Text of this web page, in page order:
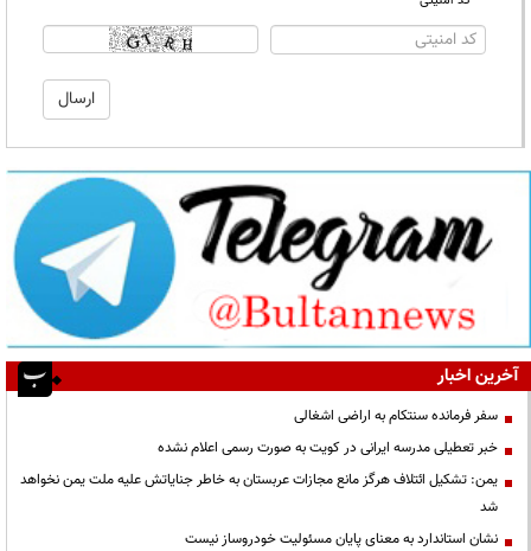
آخرین اخبار
سفر فرمانده سنتکام به اراضی اشغالی
خبر تعطیلی مدرسه ایرانی در کویت به صورت رسمی اعلام نشده
یمن: تشکیل ائتلاف هرگز مانع مجازات عربستان به خاطر جنایاتش علیه ملت یمن نخواهد
شد
نشان استاندارد به معنای پایان مسئولیت خودروساز نیست